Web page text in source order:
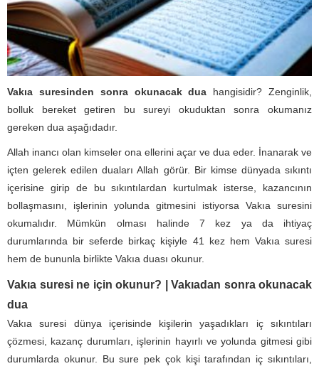
Vakıa suresinden sonra okunacak dua hangisidir? Zenginlik,
bolluk bereket getiren bu sureyi okuduktan sonra okumanız
gereken dua aşağıdadır.
Allah inancı olan kimseler ona ellerini açar ve dua eder. İnanarak ve
içten gelerek edilen duaları Allah görür. Bir kimse dünyada sıkıntı
içerisine girip de bu sıkıntılardan kurtulmak isterse, kazancının
bollaşmasını, işlerinin yolunda gitmesini istiyorsa Vakıa suresini
okumalıdır. Mümkün olması halinde 7 kez ya da ihtiyaç
durumlarında bir seferde birkaç kişiyle 41 kez hem Vakıa suresi
hem de bununla birlikte Vakıa duası okunur.
Vakıa suresi ne için okunur? | Vakıadan sonra okunacak
dua
Vakıa suresi dünya içerisinde kişilerin yaşadıkları iç sıkıntıları
çözmesi, kazanç durumları, işlerinin hayırlı ve yolunda gitmesi gibi
durumlarda okunur. Bu sure pek çok kişi tarafından iç sıkıntıları,